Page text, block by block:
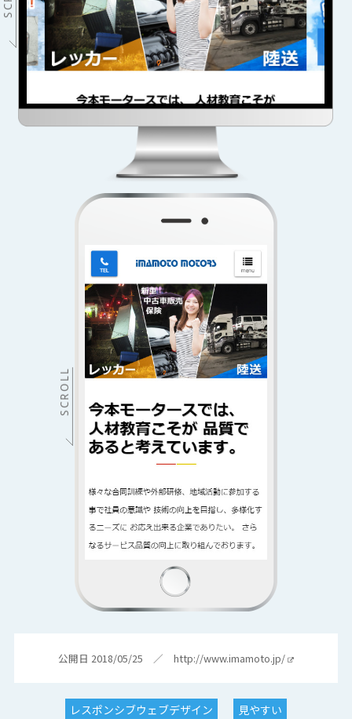
公開日 2018/05/25 ／ http://www.imamoto.jp/
レスポンシブウェブデザイン 見やすい